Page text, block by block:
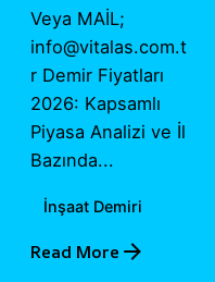
Veya MAİL;
info@vitalas.com.t
r Demir Fiyatları
2026: Kapsamlı
Piyasa Analizi ve İl
Bazında...
İnşaat Demiri
Read More